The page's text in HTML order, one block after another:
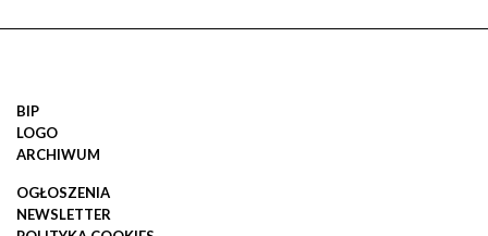
BIP
LOGO
ARCHIWUM
OGŁOSZENIA
NEWSLETTER